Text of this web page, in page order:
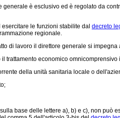
è esclusivo ed è regolato da
le funzioni stabilite dal decreto
regionale.
di lavoro il direttore generale si
trattamento economico
della unità sanitaria locale o
base delle lettere a), b) e c), non può